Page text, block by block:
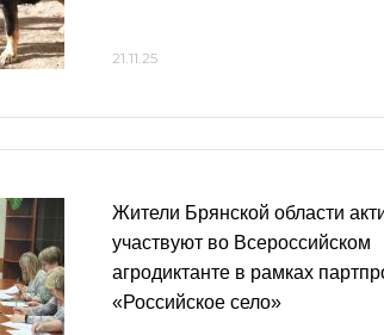
21.11.25
Жители Брянской области
участвуют во Всероссийском
агродиктанте в рамках
«Российское село»